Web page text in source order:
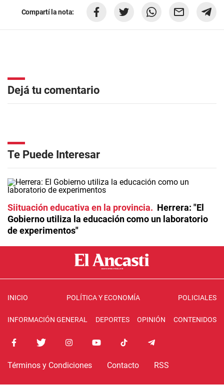
Compartí la nota:
Dejá tu comentario
Te Puede Interesar
Siituación educativa en la provincia
Herrera: "El
Gobierno utiliza la educación como un laboratorio
de experimentos"
INICIO POLÍTICA Y ECONOMÍA POLICIALES
INFORMACIÓN GENERAL DEPORTES OPINIÓN CONTENIDOS
Términos y Condiciones Contacto RSS